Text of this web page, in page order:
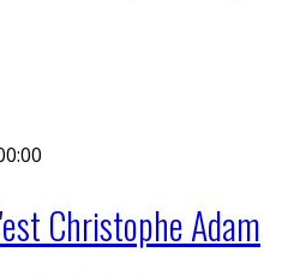
Christophe Adam